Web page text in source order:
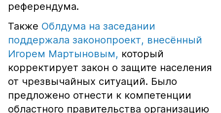
референдума.
Также Облдума на заседании
поддержала законопроект, внесённый
Игорем Мартыновым, который
корректирует закон о защите населения
от чрезвычайных ситуаций. Было
предложено отнести к компетенции
областного правительства организацию